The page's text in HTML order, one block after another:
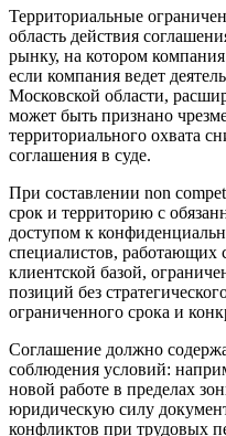
Территориальные
область действия
рынку, на котором
если компания ведет
Московской области,
может быть признано
территориального охвата
соглашения в суде.
При составлении non
срок и территорию с
доступом к
специалистов, работающих
клиентской базой,
позиций без
ограниченного срока и
Соглашение должно
соблюдения условий:
новой работе в пределах
юридическую силу
конфликтов при трудовых